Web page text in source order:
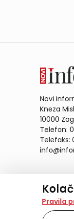
Na
Pravila
Novi
Kneza
10000
Telefon:
Telefaks: